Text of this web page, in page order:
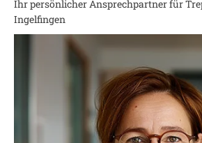
Ihr persönlicher Ansprechpartner für
Ingelfingen